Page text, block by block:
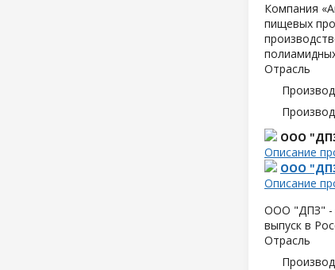
Компания
пищевых
Отрасль
ООО
Описание
ООО
Описание
ООО "ДПЗ" -
выпуск в
Отрасль